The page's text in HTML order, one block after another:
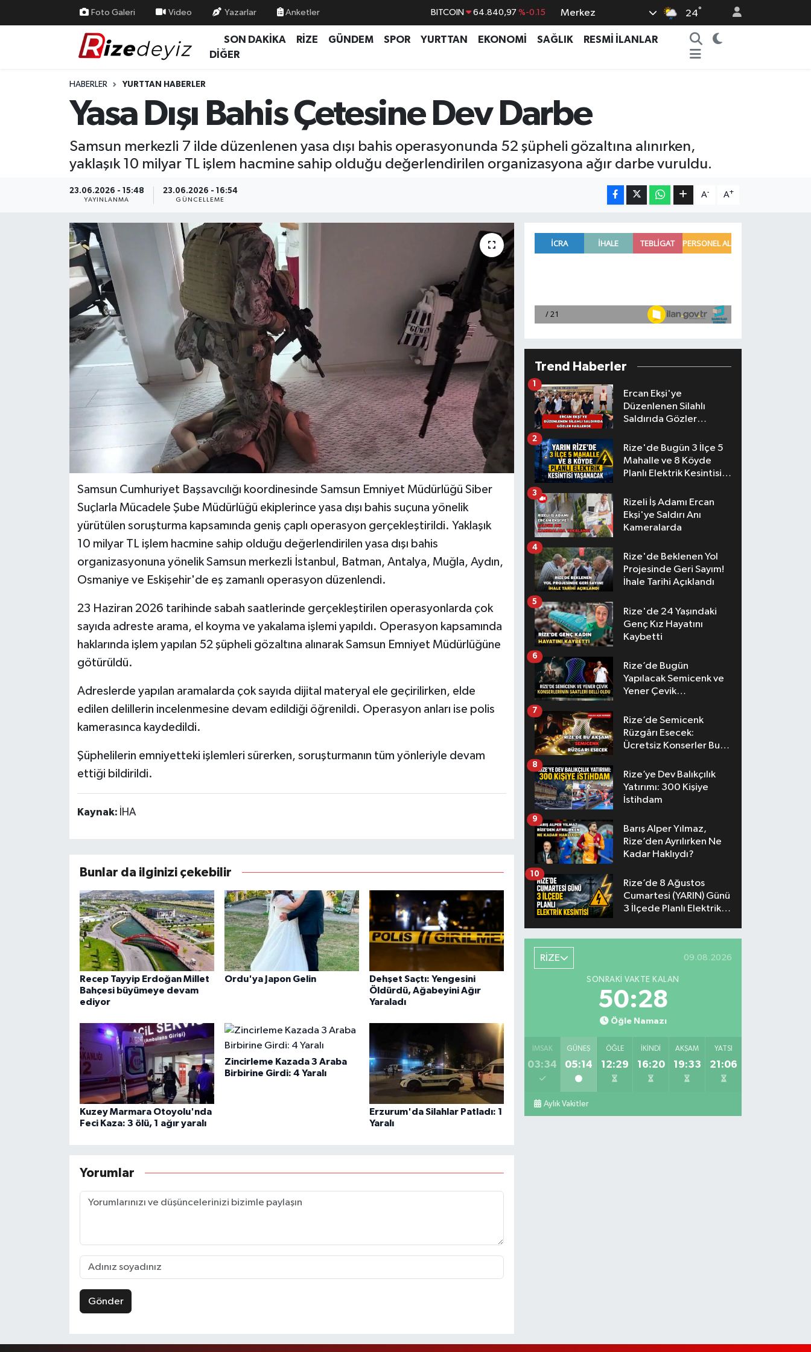
Foto Galeri Video Yazarlar Anketler BITCOIN 64.840,97 %-0.15
DOLAR 47,7436 %0.18
GRAM ALTIN 6660.55
BİST100 13.779 %-14
Merkez 24°
SON DAKİKA RİZE GÜNDEM SPOR YURTTAN EKONOMİ SAĞLIK
RESMİ İLANLAR
DİĞER
HABERLER YURTTAN HABERLER
Yasa Dışı Bahis Çetesine Dev Darbe
Samsun merkezli 7 ilde düzenlenen yasa dışı bahis operasyonunda 52 şüpheli gözaltına alınırken,
yaklaşık 10 milyar TL işlem hacmine sahip olduğu değerlendirilen organizasyona ağır darbe vuruldu.
23.06.2026 - 15:48
YAYINLANMA
23.06.2026 - 16:54
GÜNCELLEME
A- A+
Samsun Cumhuriyet Başsavcılığı koordinesinde Samsun Emniyet Müdürlüğü Siber
Suçlarla Mücadele Şube Müdürlüğü ekiplerince yasa dışı bahis suçuna yönelik
yürütülen soruşturma kapsamında geniş çaplı operasyon gerçekleştirildi. Yaklaşık
10 milyar TL işlem hacmine sahip olduğu değerlendirilen yasa dışı bahis
organizasyonuna yönelik Samsun merkezli İstanbul, Batman, Antalya, Muğla, Aydın,
Osmaniye ve Eskişehir'de eş zamanlı operasyon düzenlendi.
23 Haziran 2026 tarihinde sabah saatlerinde gerçekleştirilen operasyonlarda çok
sayıda adreste arama, el koyma ve yakalama işlemi yapıldı. Operasyon kapsamında
haklarında işlem yapılan 52 şüpheli gözaltına alınarak Samsun Emniyet Müdürlüğüne
götürüldü.
Adreslerde yapılan aramalarda çok sayıda dijital materyal ele geçirilirken, elde
edilen delillerin incelenmesine devam edildiği öğrenildi. Operasyon anları ise polis
kamerasınca kaydedildi.
Şüphelilerin emniyetteki işlemleri sürerken, soruşturmanın tüm yönleriyle devam
ettiği bildirildi.
Kaynak: İHA
Bunlar da ilginizi çekebilir
Recep Tayyip Erdoğan Millet
Bahçesi büyümeye devam
ediyor
Ordu'ya Japon Gelin
Dehşet Saçtı: Yengesini
Öldürdü, Ağabeyini Ağır
Yaraladı
Kuzey Marmara Otoyolu'nda
Feci Kaza: 3 ölü, 1 ağır yaralı
Zincirleme Kazada 3 Araba
Birbirine Girdi: 4 Yaralı
Erzurum'da Silahlar Patladı: 1
Yaralı
Yorumlar
Gönder
Trend Haberler
Ercan Ekşi'ye
Düzenlenen Silahlı
Saldırıda Gözler
1
Rize'de Bugün 3 İlçe 5
Mahalle ve 8 Köyde
Planlı Elektrik Kesintisi
2
Rizeli İş Adamı Ercan
Ekşi'ye Saldırı Anı
Kameralarda
3
Rize'de Beklenen Yol
Projesinde Geri Sayım!
İhale Tarihi Açıklandı
4
Rize'de 24 Yaşındaki
Genç Kız Hayatını
Kaybetti
5
Rize’de Bugün
Yapılacak Semicenk ve
Yener Çevik
Belli Oldu
6
Rize’de Semicenk
Rüzgârı Esecek:
Ücretsiz Konserler Bu
7
Rize’ye Dev Balıkçılık
Yatırımı: 300 Kişiye
İstihdam
8
Barış Alper Yılmaz,
Rize’den Ayrılırken Ne
Kadar Haklıydı?
9
Rize’de 8 Ağustos
Cumartesi (YARIN) Günü
3 İlçede Planlı Elektrik
10
RİZE 09.08.2026
SONRAKI VAKTE KALAN
50:27
Öğle Namazı
İMSAK
03:34
GÜNEŞ
05:14
ÖĞLE
12:29
İKINDI
16:20
AKŞAM
19:33
YATSI
21:06
Aylık Vakitler
Yurttan Haberler
Teknoloji
Rize Nöbetçi Eczaneler
Rize Trafik Yoğunluk Haritası
Tüm Manşetler
Son Dakika Haberleri
Haber Arşivi